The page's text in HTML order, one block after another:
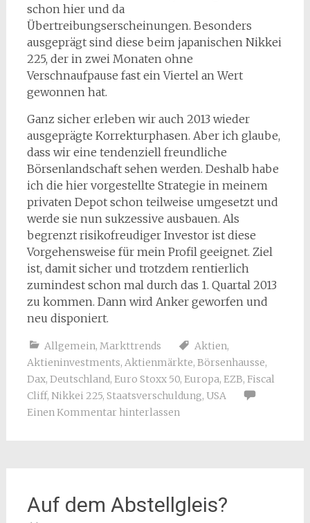
schon hier und da
Übertreibungserscheinungen. Besonders
ausgeprägt sind diese beim japanischen Nikkei
225, der in zwei Monaten ohne
Verschnaufpause fast ein Viertel an Wert
gewonnen hat.
Ganz sicher erleben wir auch 2013 wieder
ausgeprägte Korrekturphasen. Aber ich glaube,
dass wir eine tendenziell freundliche
Börsenlandschaft sehen werden. Deshalb habe
ich die hier vorgestellte Strategie in meinem
privaten Depot schon teilweise umgesetzt und
werde sie nun sukzessive ausbauen. Als
begrenzt risikofreudiger Investor ist diese
Vorgehensweise für mein Profil geeignet. Ziel
ist, damit sicher und trotzdem rentierlich
zumindest schon mal durch das 1. Quartal 2013
zu kommen. Dann wird Anker geworfen und
neu disponiert.
Allgemein, Markttrends Aktien,
Aktieninvestments, Aktienmärkte, Börsenhausse,
Dax, Deutschland, Euro Stoxx 50, Europa, EZB, Fiscal
Cliff, Nikkei 225, Staatsverschuldung, USA
Einen Kommentar hinterlassen
Auf dem Abstellgleis?